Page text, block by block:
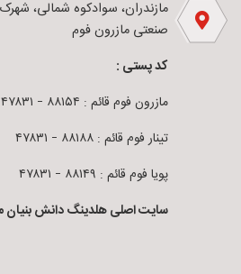
صنعتی مازرون فوم
کد پستی :
مازرون فوم قائم : ۸۸۱۵۴ – ۴۷۸۳۱
تینار فوم قائم : ۸۸۱۸۸ – ۴۷۸۳۱
پویا فوم قائم : ۸۸۱۴۹ – ۴۷۸۳۱
سایت اصلی هلدینگ دانش بنیان